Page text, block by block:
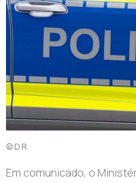
© D.R.
Em comunicado, o